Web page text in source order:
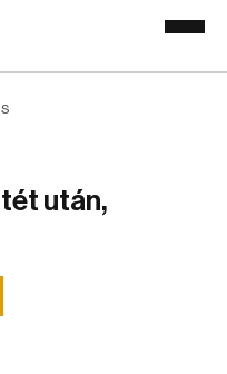
után,